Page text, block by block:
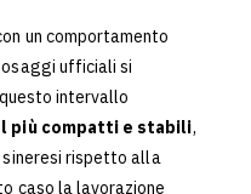
un comportamento
ufficiali si
intervallo
più compatti e stabili,
rispetto alla
caso la lavorazione